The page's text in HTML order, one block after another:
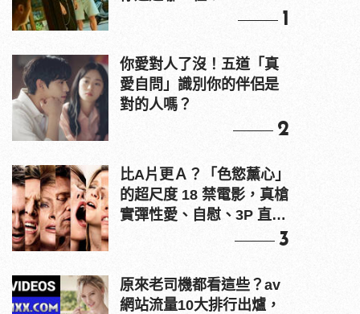
1
你愛對人了沒！五道「真
愛自問」識別你的伴侶是
對的人嗎？
2
比A片更Ａ？「色慾薰心」
的超尺度 18 禁電影，真槍
實彈性愛、自慰、3P 直接
3
原來老司機都看這些？av
網站流量10大排行出爐，